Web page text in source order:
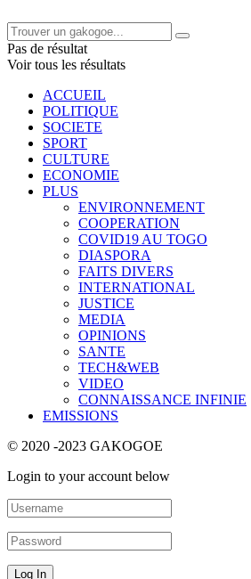
Pas de résultat
Voir tous les résultats
ACCUEIL
POLITIQUE
SOCIETE
SPORT
CULTURE
ECONOMIE
PLUS
ENVIRONNEMENT
COOPERATION
COVID19 AU TOGO
DIASPORA
FAITS DIVERS
INTERNATIONAL
JUSTICE
MEDIA
OPINIONS
SANTE
TECH&WEB
VIDEO
CONNAISSANCE INFINIE
EMISSIONS
© 2020 -2023 GAKOGOE
Login to your account below